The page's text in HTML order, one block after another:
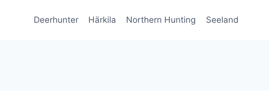
Deerhunter Härkila Northern Hunting Seeland